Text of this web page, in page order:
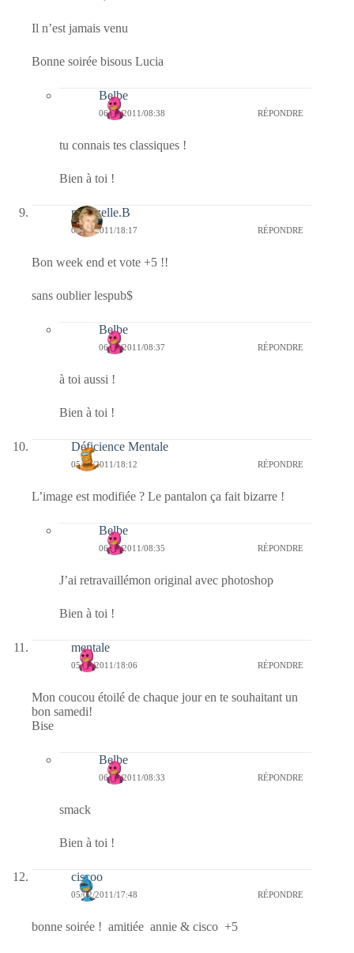
Il n’est jamais venu
Bonne soirée bisous Lucia
Belbe
06/02/2011/08:38 RÉPONDRE
tu connais tes classiques !
Bien à toi !
mamzelle.B
05/02/2011/18:17 RÉPONDRE
Bon week end et vote +5 !!
sans oublier lespub$
Belbe
06/02/2011/08:37 RÉPONDRE
à toi aussi !
Bien à toi !
Déficience Mentale
05/02/2011/18:12 RÉPONDRE
L’image est modifiée ? Le pantalon ça fait bizarre !
Belbe
06/02/2011/08:35 RÉPONDRE
J’ai retravaillémon original avec photoshop
Bien à toi !
mentale
05/02/2011/18:06 RÉPONDRE
Mon coucou étoilé de chaque jour en te souhaitant un
bon samedi!
Bise
Belbe
06/02/2011/08:33 RÉPONDRE
smack
Bien à toi !
ciscoo
05/02/2011/17:48 RÉPONDRE
bonne soirée ! amitiée annie & cisco +5